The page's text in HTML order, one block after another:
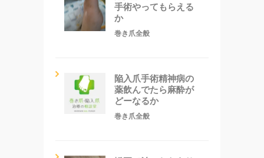
手術やってもらえる
か
巻き爪全般
陥入爪手術精神病の
薬飲んでたら麻酔が
どーなるか
巻き爪全般